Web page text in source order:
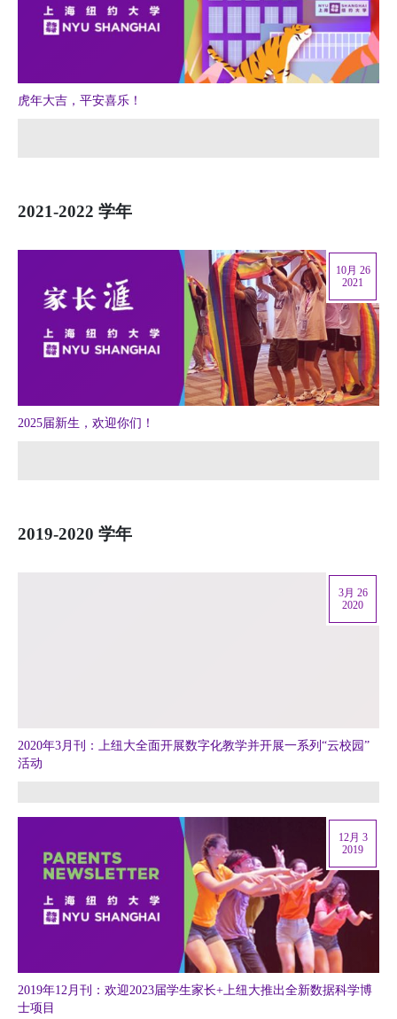
虎年大吉，平安喜乐！
2021-2022 学年
2025届新生，欢迎你们！
10月 26
2021
2019-2020 学年
2020年3月刊：上纽大全面开展数字化教学并开展一系列“云校园”
活动
3月 26
2020
2019年12月刊：欢迎2023届学生家长+上纽大推出全新数据科学博
士项目
12月 3
2019